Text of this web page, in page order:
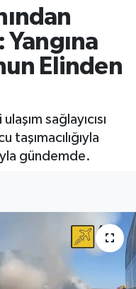
Yangına
Elinden
sağlayıcısı
taşımacılığıyla
gündemde.